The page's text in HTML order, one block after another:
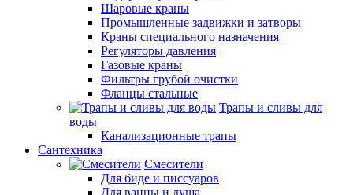
Шаровые краны
Промышленные задвижки и затворы
Краны специального назначения
Регуляторы давления
Газовые краны
Фильтры грубой очистки
Фланцы стальные
Трапы и сливы для
воды
Канализационные трапы
Сантехника
Смесители
Для биде и писсуаров
Для ванны и душа